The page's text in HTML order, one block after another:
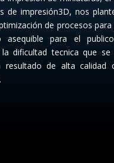
de impresión3D, nos
de procesos
asequible para el
la dificultad tecnica que se
resultado de alta calidad